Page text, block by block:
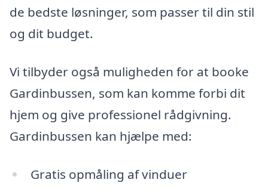
de bedste løsninger, som passer til din stil
og dit budget.
Vi tilbyder også muligheden for at booke
Gardinbussen, som kan komme forbi dit
hjem og give professionel rådgivning.
Gardinbussen kan hjælpe med:
Gratis opmåling af vinduer